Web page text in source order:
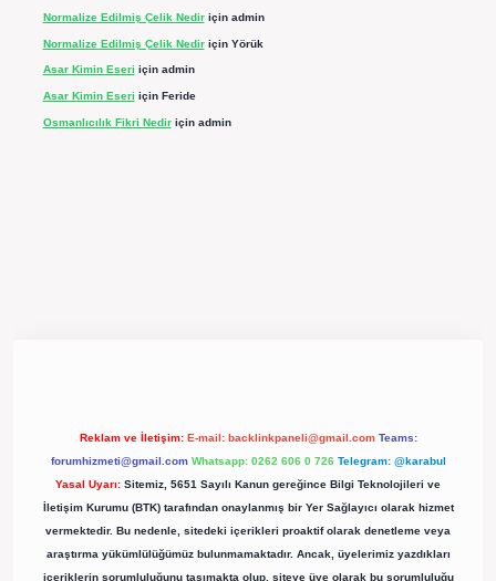
Normalize Edilmiş Çelik Nediriçin admin
Normalize Edilmiş Çelik Nediriçin Yörük
Asar Kimin Eseri için admin
Asar Kimin Eseri için Feride
Osmanlıcılık Fikri Nediriçin admin
Reklam ve İletişim: E-mail: backlinkpaneli@gmail.com Teams:
forumhizmeti@gmail.com Whatsapp: 0262 606 0 726 Telegram: @karabul
Yasal Uyarı: Sitemiz, 5651 Sayılı Kanun gereğince Bilgi Teknolojileri ve
İletişim Kurumu (BTK) tarafından onaylanmış bir Yer Sağlayıcı olarak hizmet
vermektedir. Bu nedenle, sitedeki içerikleri proaktif olarak denetleme veya
araştırma yükümlülüğümüz bulunmamaktadır. Ancak, üyelerimiz yazdıkları
içeriklerin sorumluluğunu taşımakta olup, siteye üye olarak bu sorumluluğu